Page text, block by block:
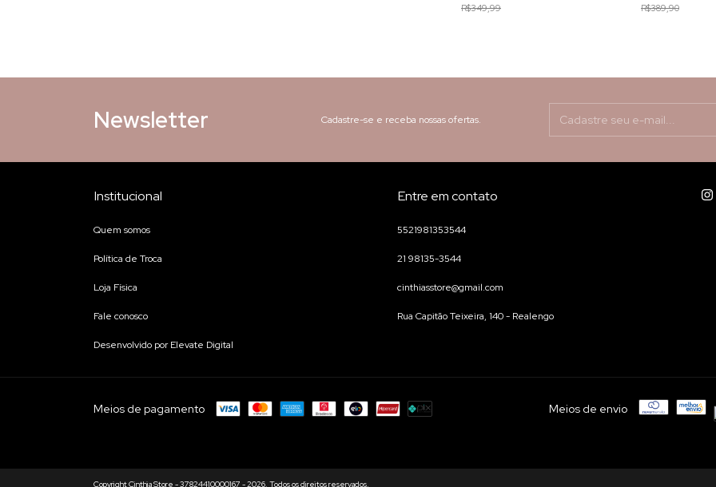
R$349,99 R$389,90
Newsletter Cadastre-se e receba nossas ofertas.
Institucional
Quem somos
Política de Troca
Loja Física
Fale conosco
Desenvolvido por Elevate Digital
Entre em contato
5521981353544
21 98135-3544
cinthiasstore@gmail.com
Rua Capitão Teixeira, 140 - Realengo
Meios de pagamento Meios de envio
Copyright Cinthia Store - 37824410000167 - 2026. Todos os direitos reservados.